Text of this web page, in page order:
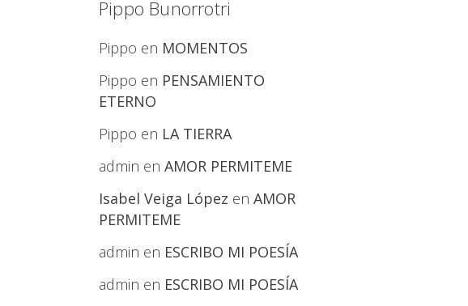
Pippo Bunorrotri
Pippo en MOMENTOS
Pippo en PENSAMIENTO
ETERNO
Pippo en LA TIERRA
admin en AMOR PERMITEME
Isabel Veiga López en AMOR
PERMITEME
admin en ESCRIBO MI POESÍA
admin en ESCRIBO MI POESÍA